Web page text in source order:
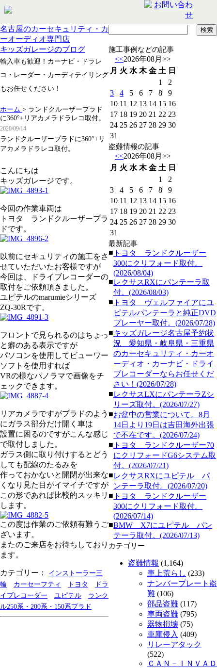
名古屋のカーセキュリティ・カ
ーオーディオ専門店
キッズガレージのブログ
輸入車も歓迎！カーナビ・ドラレ
コ・レーダー・カーディテイリング
もお任せください！
ホーム > ランドクルーザープラド
に360°+リアカメラドラレコ取付。
2020/09/14
ランドクルーザープラドに360°+リ
アカメラドラレコ取付。
こんにちは
キッズガレージです。
今回の作業車両は
トヨタ ランドクルーザープラ
ドです。
以前にセキュリティの施工をさ
せていただいたお客様ですが
今回は、ドライブレコーダーの
取付をご依頼頂きました。
ユピテルのmarumieシリーズ
ZQ-30Rです。
フロントで見られるのはちょっ
と癖のある表示ですが
パソコンを使用してビューワー
ソフトを使用すれば
VRの様なパノラマで画像をチ
ェックできます。
リアカメラですがプラドのよう
にガラス部分だけ開く車は
設置に困るのですがこんな感じ
で取付しました。
ガラス側に取り付けするとどう
しても配線のたるみを
作っておかないと開閉が出来な
くなり見た目がイマイチですが
この形であれば比較的スッキリ
します。
この度は作業のご依頼有難うご
ざいます。
またのご来店をお待ちしており
ます。
カテゴリー：
インストーラー三
輪
カーセーフティ トヨタ
ドラ
イブレコーダー
ユピテル
ランク
ル250系・200系・150系プラド
施工事例などの記事
<<2026年08月 >>
月 火 水 木 金 土 日
1
2
3
4 5 6 7 8
9
10 11 12 13 14 15 16
17 18 19 20 21 22 23
24 25 26 27 28 29 30
31
盗難情報の記事
<<2026年08月 >>
月 火 水 木 金 土 日
1
2
3
4 5 6 7 8
9
10 11 12 13 14 15 16
17 18 19 20 21 22 23
24 25 26 27 28 29 30
31
最新記事
■ トヨタ ランドクルーザー
300にクリフォード取付。
(2026/08/04)
■レクサスRXにパンテーラ取
付。(2026/08/03)
■ トヨタ ヴェルファイアにユ
ピテルパンテーラと純正DVD
プレーヤー取付。(2026/07/28)
■キッズガレージ名古屋予約状
況 愛知県・岐阜県・三重県
のカーセキュリティ・カーオ
ーディオ・カーナビ・ドライ
ブレコーダーならお任せくだ
さい！(2026/07/28)
■レクサスLXにパンテーラZシ
リーズ取付。(2026/07/27)
■お盆中の営業について。8月
14日より19日は吉田海外出張
で不在です。(2026/07/24)
■ トヨタ ランドクルーザー70
にクリフォードG6システム取
付。(2026/07/21)
■レクサスRXにユピテル パ
ンテーラ取付。(2026/07/20)
■ トヨタ ランドクルーザー
300にクリフォード取付。
(2026/07/14)
■BMW X7にユピテル パン
テーラ取付。(2026/07/13)
カテゴリー
盗難情報 (1,164)
車上荒らし (233)
ナンバープレート盗
難 (106)
部品盗難 (117)
車両盗難 (795)
器物損壊 (75)
車庫侵入 (409)
リレーアタック
(522)
ＣＡＮ－ＩＮＶＡＤ